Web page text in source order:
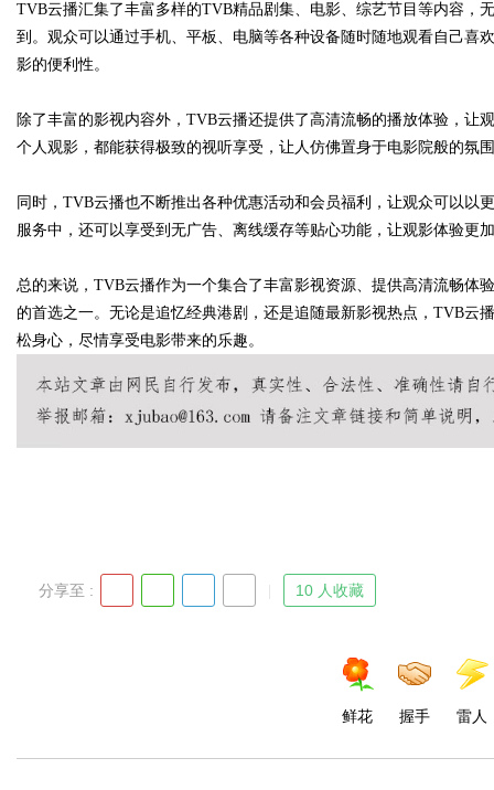
TVB云播汇集了丰富多样的TVB精品剧集、电影、综艺节目等内容，
到。观众可以通过手机、平板、电脑等各种设备随时随地观看自己喜
影的便利性。
除了丰富的影视内容外，TVB云播还提供了高清流畅的播放体验，让
个人观影，都能获得极致的视听享受，让人仿佛置身于电影院般的氛
同时，TVB云播也不断推出各种优惠活动和会员福利，让观众可以以
服务中，还可以享受到无广告、离线缓存等贴心功能，让观影体验更
总的来说，TVB云播作为一个集合了丰富影视资源、提供高清流畅体
的首选之一。无论是追忆经典港剧，还是追随最新影视热点，TVB云
松身心，尽情享受电影带来的乐趣。
分享至 : 10 人收藏
鲜花 握手 雷人